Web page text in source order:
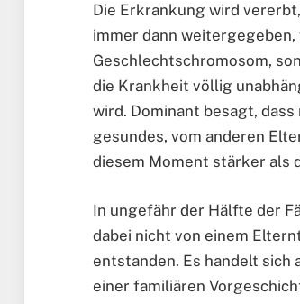
Die Erkrankung wird
immer dann
Geschlechtschromosom,
die Krankheit völlig
wird. Dominant besagt,
gesundes, vom anderen
diesem Moment stärker als
In ungefähr der Hälfte der
dabei nicht von einem
entstanden. Es handelt sich
einer familiären